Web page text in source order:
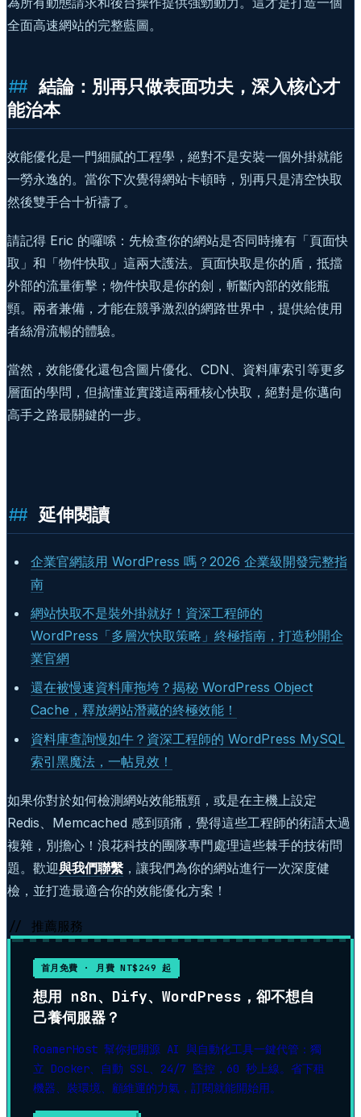
全面高速網站的完整藍圖。
結論：別再只做表面功夫，深入核心才
能治本
效能優化是一門細膩的工程學，絕對不是安裝一個外掛就能
一勞永逸的。當你下次覺得網站卡頓時，別再只是清空快取
然後雙手合十祈禱了。
請記得 Eric 的囉嗦：先檢查你的網站是否同時擁有「頁面快
取」和「物件快取」這兩大護法。頁面快取是你的盾，抵擋
外部的流量衝擊；物件快取是你的劍，斬斷內部的效能瓶
頸。兩者兼備，才能在競爭激烈的網路世界中，提供給使用
者絲滑流暢的體驗。
當然，效能優化還包含圖片優化、CDN、資料庫索引等更多
層面的學問，但搞懂並實踐這兩種核心快取，絕對是你邁向
高手之路最關鍵的一步。
延伸閱讀
企業官網該用 WordPress 嗎？2026 企業級開發完整指
南
網站快取不是裝外掛就好！資深工程師的
WordPress「多層次快取策略」終極指南，打造秒開企
業官網
還在被慢速資料庫拖垮？揭秘 WordPress Object
Cache，釋放網站潛藏的終極效能！
資料庫查詢慢如牛？資深工程師的 WordPress MySQL
索引黑魔法，一帖見效！
如果你對於如何檢測網站效能瓶頸，或是在主機上設定
Redis、Memcached 感到頭痛，覺得這些工程師的術語太過
複雜，別擔心！浪花科技的團隊專門處理這些棘手的技術問
題。歡迎與我們聯繫 ，讓我們為你的網站進行一次深度健
檢，並打造最適合你的效能優化方案！
// 推薦服務
首月免費 · 月費 NT$249 起
想用 n8n、Dify、WordPress，卻不想自
己養伺服器？
RoamerHost 幫你把開源 AI 與自動化工具一鍵代管：獨
立 Docker、自動 SSL、24/7 監控，60 秒上線。省下租
機器、裝環境、顧維運的力氣，訂閱就能開始用。